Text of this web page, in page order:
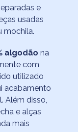
e
usadas
mochila.
algodão na
com
utilizado
acabamento
Além disso,
e alças
mais